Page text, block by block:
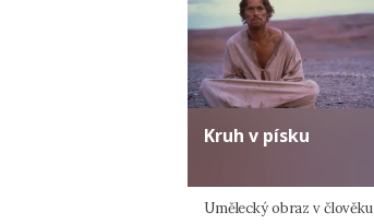
Kruh v písku
Umělecký obraz v člověku